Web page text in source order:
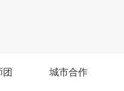
团 城市合作